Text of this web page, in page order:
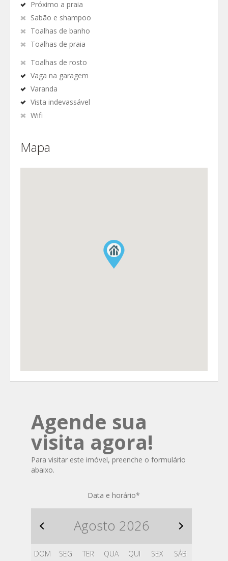
Próximo a praia
Sabão e shampoo
Toalhas de banho
Toalhas de praia
Toalhas de rosto
Vaga na garagem
Varanda
Vista indevassável
Wifi
Mapa
Agende sua
visita agora!
Para visitar este imóvel, preenche o formulário
abaixo.
Data e horário*
Agosto 2026
DOM SEG TER QUA QUI SEX SÁB